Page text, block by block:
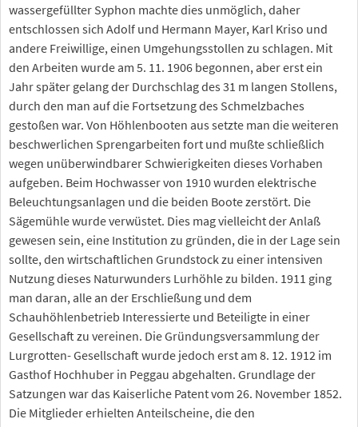
wassergefüllter Syphon machte dies unmöglich, daher
entschlossen sich Adolf und Hermann Mayer, Karl Kriso und
andere Freiwillige, einen Umgehungsstollen zu schlagen. Mit
den Arbeiten wurde am 5. 11. 1906 begonnen, aber erst ein
Jahr später gelang der Durchschlag des 31 m langen Stollens,
durch den man auf die Fortsetzung des Schmelzbaches
gestoßen war. Von Höhlenbooten aus setzte man die weiteren
beschwerlichen Sprengarbeiten fort und mußte schließlich
wegen unüberwindbarer Schwierigkeiten dieses Vorhaben
aufgeben. Beim Hochwasser von 1910 wurden elektrische
Beleuchtungsanlagen und die beiden Boote zerstört. Die
Sägemühle wurde verwüstet. Dies mag vielleicht der Anlaß
gewesen sein, eine Institution zu gründen, die in der Lage sein
sollte, den wirtschaftlichen Grundstock zu einer intensiven
Nutzung dieses Naturwunders Lurhöhle zu bilden. 1911 ging
man daran, alle an der Erschließung und dem
Schauhöhlenbetrieb Interessierte und Beteiligte in einer
Gesellschaft zu vereinen. Die Gründungsversammlung der
Lurgrotten- Gesellschaft wurde jedoch erst am 8. 12. 1912 im
Gasthof Hochhuber in Peggau abgehalten. Grundlage der
Satzungen war das Kaiserliche Patent vom 26. November 1852.
Die Mitglieder erhielten Anteilscheine, die den